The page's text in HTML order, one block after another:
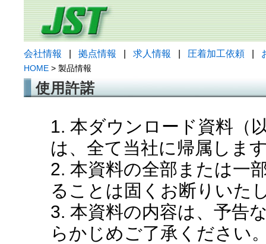
会社情報 拠点情報 求人情報 圧着加工依頼
HOME > 製品情報
使用許諾
1. 本ダウンロード資料（
は、全て当社に帰属しま
2. 本資料の全部または一
ることは固くお断りいた
3. 本資料の内容は、予告
らかじめご了承ください